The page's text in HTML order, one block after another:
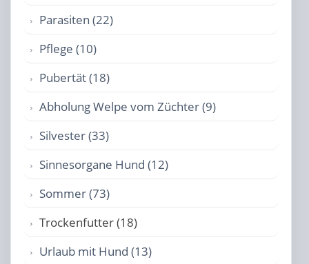
Parasiten (22)
Pflege (10)
Pubertät (18)
Abholung Welpe vom Züchter (9)
Silvester (33)
Sinnesorgane Hund (12)
Sommer (73)
Trockenfutter (18)
Urlaub mit Hund (13)